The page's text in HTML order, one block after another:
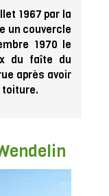
1967 par la
un couvercle
1970 le
du faîte du
après avoir
toiture.